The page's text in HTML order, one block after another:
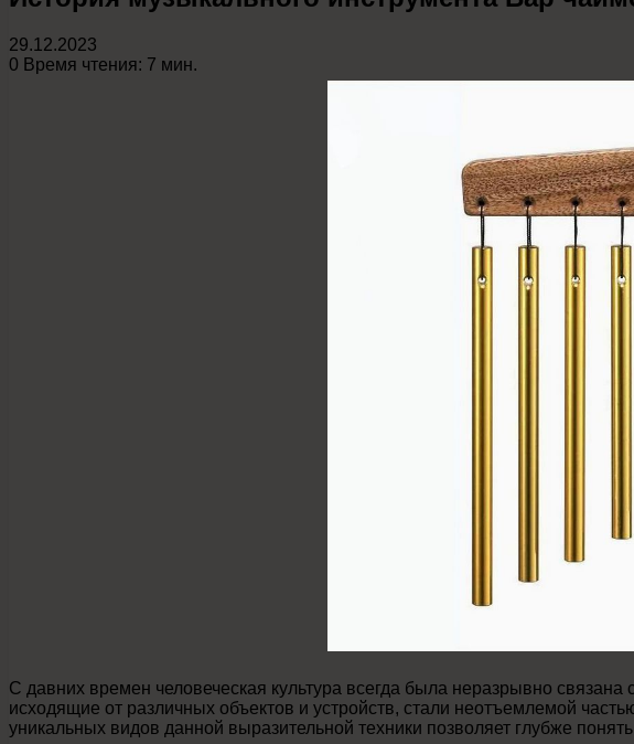
29.12.2023
0 Время чтения: 7 мин.
С давних времен человеческая культура всегда была неразрывно
исходящие от различных объектов и устройств, стали неотъемлемой
уникальных видов данной выразительной техники позволяет глубже